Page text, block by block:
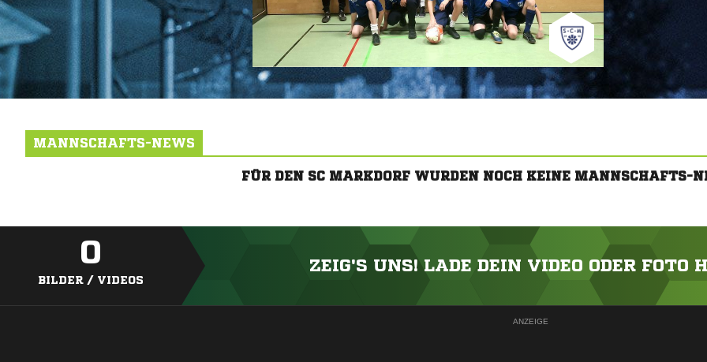
MANNSCHAFTS-NEWS
FÜR DEN SC MARKDORF WURDEN NOCH KEINE MANNSCHAFTS-
0
BILDER / VIDEOS
ZEIG'S UNS! LADE DEIN VIDEO ODER FOTO
ANZEIGE